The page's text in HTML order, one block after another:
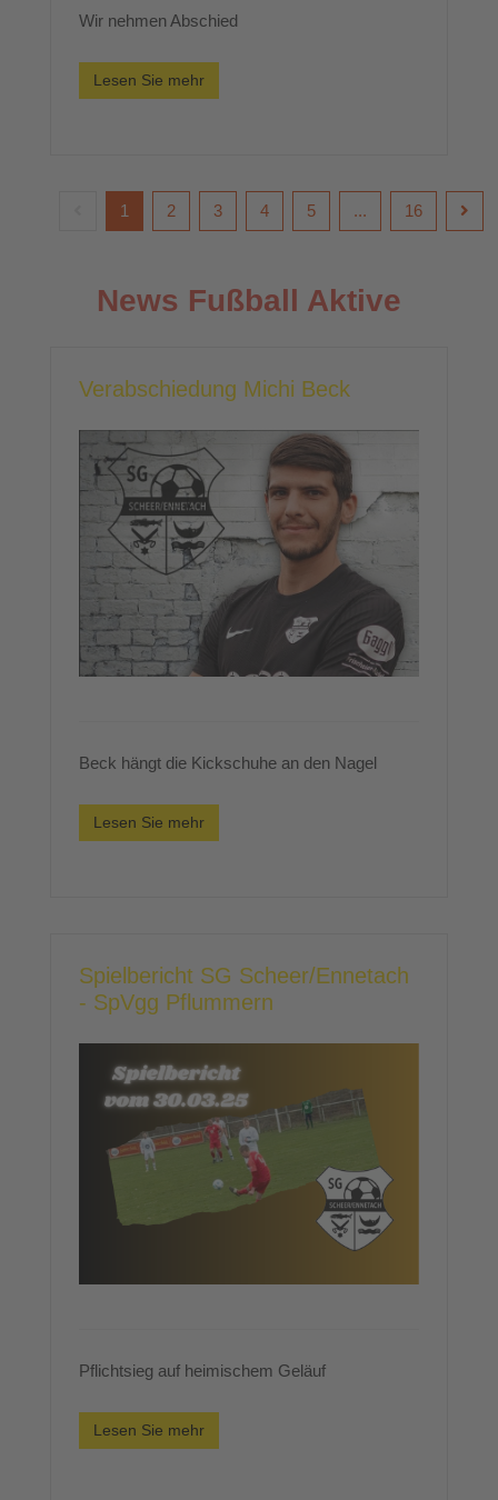
Wir nehmen Abschied
Lesen Sie mehr
1 2 3 4 5 ... 16
News Fußball Aktive
Verabschiedung Michi Beck
Beck hängt die Kickschuhe an den Nagel
Lesen Sie mehr
Spielbericht SG Scheer/Ennetach
- SpVgg Pflummern
Pflichtsieg auf heimischem Geläuf
Lesen Sie mehr